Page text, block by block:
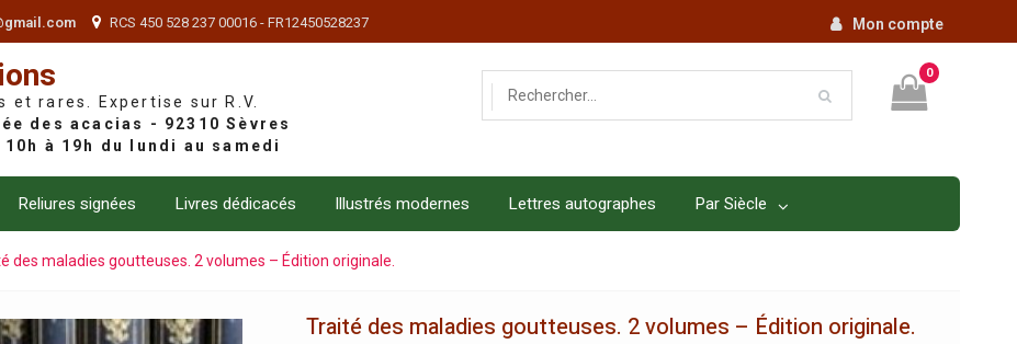
RCS 450 528 237 00016 - FR12450528237 Mon compte
et rares. Expertise sur R.V.
0
Reliures signées Livres dédicacés Illustrés modernes Lettres autographes Par Siècle
des maladies goutteuses. 2 volumes – Édition originale.
Traité des maladies goutteuses. 2 volumes – Édition originale.